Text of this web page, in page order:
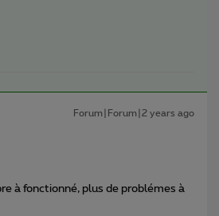
Forum|Forum|2 years ago
à fonctionné, plus de problémes à